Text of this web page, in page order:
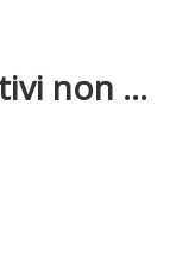
non ...